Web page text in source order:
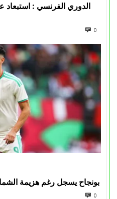
الدوري الفرنسي : استبعاد
0
بونجاح يسجل رغم هزيمة
0